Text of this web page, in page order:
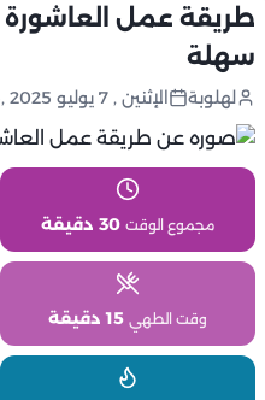
طريقة عمل
سهلة
لهلوبة الإثنين , 7 يوليو 2025 ,9:35 ص
مجموع الوقت 30 دقيقة
وقت الطهي 15 دقيقة